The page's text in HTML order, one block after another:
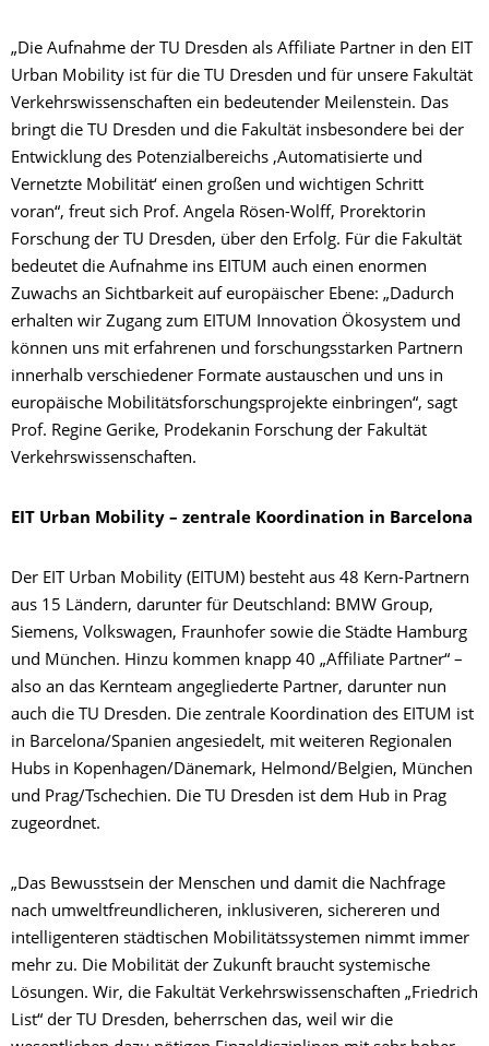
„Die Aufnahme der TU Dresden als Affiliate Partner in den EIT
Urban Mobility ist für die TU Dresden und für unsere Fakultät
Verkehrswissenschaften ein bedeutender Meilenstein. Das
bringt die TU Dresden und die Fakultät insbesondere bei der
Entwicklung des Potenzialbereichs ,Automatisierte und
Vernetzte Mobilität‘ einen großen und wichtigen Schritt
voran“, freut sich Prof. Angela Rösen-Wolff, Prorektorin
Forschung der TU Dresden, über den Erfolg. Für die Fakultät
bedeutet die Aufnahme ins EITUM auch einen enormen
Zuwachs an Sichtbarkeit auf europäischer Ebene: „Dadurch
erhalten wir Zugang zum EITUM Innovation Ökosystem und
können uns mit erfahrenen und forschungsstarken Partnern
innerhalb verschiedener Formate austauschen und uns in
europäische Mobilitätsforschungsprojekte einbringen“, sagt
Prof. Regine Gerike, Prodekanin Forschung der Fakultät
Verkehrswissenschaften.
EIT Urban Mobility – zentrale Koordination in Barcelona
Der EIT Urban Mobility (EITUM) besteht aus 48 Kern-Partnern
aus 15 Ländern, darunter für Deutschland: BMW Group,
Siemens, Volkswagen, Fraunhofer sowie die Städte Hamburg
und München. Hinzu kommen knapp 40 „Affiliate Partner“ –
also an das Kernteam angegliederte Partner, darunter nun
auch die TU Dresden. Die zentrale Koordination des EITUM ist
in Barcelona/Spanien angesiedelt, mit weiteren Regionalen
Hubs in Kopenhagen/Dänemark, Helmond/Belgien, München
und Prag/Tschechien. Die TU Dresden ist dem Hub in Prag
zugeordnet.
„Das Bewusstsein der Menschen und damit die Nachfrage
nach umweltfreundlicheren, inklusiveren, sichereren und
intelligenteren städtischen Mobilitätssystemen nimmt immer
mehr zu. Die Mobilität der Zukunft braucht systemische
Lösungen. Wir, die Fakultät Verkehrswissenschaften „Friedrich
List“ der TU Dresden, beherrschen das, weil wir die